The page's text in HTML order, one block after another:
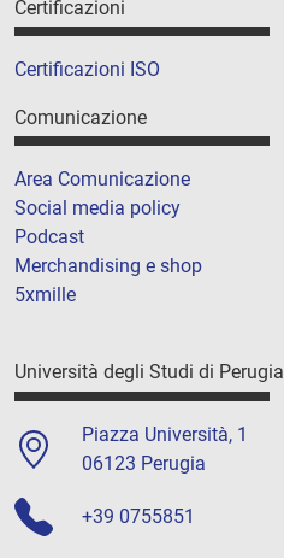
Certificazioni
Certificazioni ISO
Comunicazione
Area Comunicazione
Social media policy
Podcast
Merchandising e shop
5xmille
Università degli Studi di Perugia
Piazza Università, 1
06123 Perugia
+39 0755851